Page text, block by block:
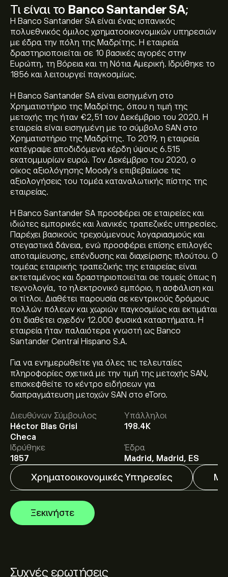
Τι είναι το Banco Santander SA;
Η Banco Santander SA είναι ένας ισπανικός
πολυεθνικός όμιλος χρηματοοικονομικών υπηρεσιών
με έδρα την πόλη της Μαδρίτης. Η εταιρεία
δραστηριοποιείται σε 10 βασικές αγορές στην
Ευρώπη, τη Βόρεια και τη Νότια Αμερική. Ιδρύθηκε το
1856 και λειτουργεί παγκοσμίως.
Η Banco Santander SA είναι εισηγμένη στο
Χρηματιστήριο της Μαδρίτης, όπου η τιμή της
μετοχής της ήταν €2,51 τον Δεκέμβριο του 2020. Η
εταιρεία είναι εισηγμένη με το σύμβολο SAN στο
Χρηματιστήριο της Μαδρίτης. Το 2019, η εταιρεία
κατέγραψε αποδιδόμενα κέρδη ύψους 6.515
εκατομμυρίων ευρώ. Τον Δεκέμβριο του 2020, ο
οίκος αξιολόγησης Moody’s επιβεβαίωσε τις
αξιολογήσεις του τομέα καταναλωτικής πίστης της
εταιρείας.
Η Banco Santander SA προσφέρει σε εταιρείες και
ιδιώτες εμπορικές και λιανικές τραπεζικές υπηρεσίες.
Παρέχει βασικούς τρεχούμενους λογαριασμούς και
στεγαστικά δάνεια, ενώ προσφέρει επίσης επιλογές
αποταμίευσης, επένδυσης και διαχείρισης πλούτου. Ο
τομέας εταιρικής τραπεζικής της εταιρείας είναι
εκτεταμένος και δραστηριοποιείται σε τομείς όπως η
τεχνολογία, το ηλεκτρονικό εμπόριο, η ασφάλιση και
οι τίτλοι. Διαθέτει παρουσία σε κεντρικούς δρόμους
πολλών πόλεων και χωριών παγκοσμίως και εκτιμάται
ότι διαθέτει σχεδόν 12.000 φυσικά καταστήματα. Η
εταιρεία ήταν παλαιότερα γνωστή ως Banco
Santander Central Hispano S.A.
Για να ενημερωθείτε για όλες τις τελευταίες
πληροφορίες σχετικά με την τιμή της μετοχής SAN,
επισκεφθείτε το κέντρο ειδήσεων για
διαπραγμάτευση μετοχών SAN στο eToro.
Διευθύνων Σύμβουλος
Héctor Blas Grisi
Checa
Υπάλληλοι
198.4K
Ιδρύθηκε
1857
Έδρα
Madrid, Madrid, ES
Χρηματοοικονομικές Υπηρεσίες
Ξεκινήστε
Συχνές ερωτήσεις
Η τρέχουσα τιμή του SAN.MC είναι 12.8640‎€‎.
Οι αναλυτές προσφέρουν προβλέψεις για το Banco
Santander SA με βάση τις τάσεις της αγοράς, τις
οικονομικές αναφορές και την αναμενόμενη
ανάπτυξη. Δείτε την πιο πρόσφατη πρόβλεψη για τις
μελλοντικές διακυμάνσεις της τιμής.
Η κεφαλαιοποίηση αγοράς του Banco Santander SA
είναι 188.82B‎€‎